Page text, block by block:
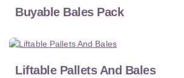
Buyable Bales Pack
Liftable Pallets And Bales